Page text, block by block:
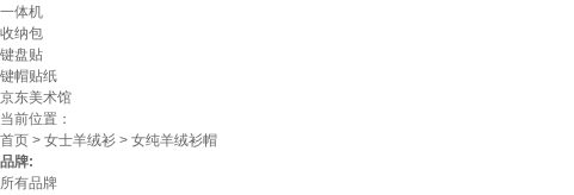
一体机
收纳包
键盘贴
键帽贴纸
京东美术馆
当前位置：
首页 > 女士羊绒衫 > 女纯羊绒衫帽
品牌:
所有品牌